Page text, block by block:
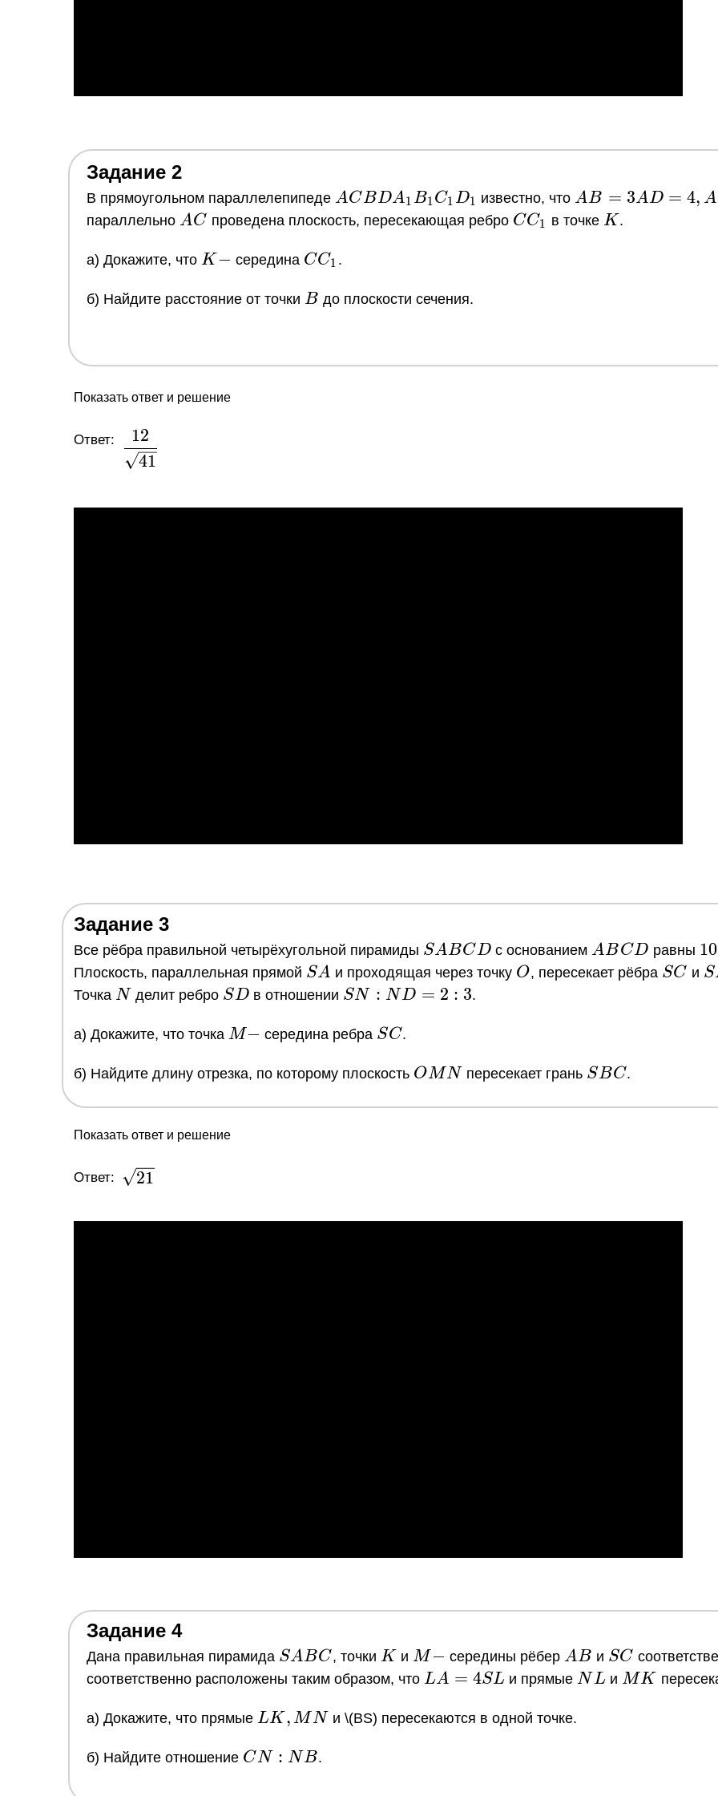
Задание 2
В прямоугольном параллелепипеде ACBDA_1B_1C_1D_1
ACBDA1B1C1D1 известно, чтоAB=3
AD =
AB = 3AD = 4, A
параллельно AC
AC проведена плоскость, пересекающая ребро CC_1
CC1 в точке K
K .
a) Докажите, что K
K − середина CC_1
CC1 .
б) Найдите расстояние от точки B
B до плоскости сечения.
Показать ответ и решение
Ответ:
\dfrac{12}
{\sqrt{41}}
41
12
Задание 3
Все рёбра правильной четырёхугольной пирамиды SABCD
SABCD с основаниемABCD
ABCD равны 10
10
Плоскость, параллельная прямой SA
SA и проходящая через точку O
O, пересекает рёбра SC
SC и S
Точка N
N делит ребро SD
SD в отношении SN:ND=2:3
SN : ND = 2 : 3.
a) Докажите, что точка M
M− середина ребра SC
SC.
б) Найдите длину отрезка, по которому плоскость OMN
OMN пересекает грань SBC
SBC.
Показать ответ и решение
Ответ: \sqrt{21}
21
Задание 4
Дана правильная пирамида SABC
SABC, точки K
K иM
-
M − середины рёбер AB
AB и SC
SC
соответственно расположены таким образом, что LA=4SL
LA = 4SL и прямыеNL
NLи MK
MK
a) Докажите, что прямые LK,
LK ,MN и \(BS) пересекаются в одной точке.
б) Найдите отношение CN:NB
CN : NB.